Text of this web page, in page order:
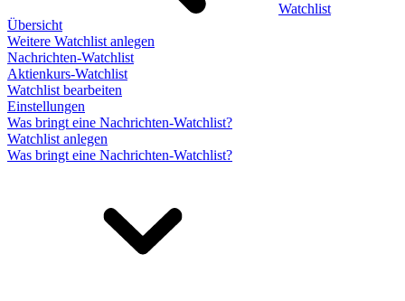
Watchlist
Übersicht
Weitere Watchlist anlegen
Nachrichten-Watchlist
Aktienkurs-Watchlist
Watchlist bearbeiten
Einstellungen
Was bringt eine Nachrichten-Watchlist?
Watchlist anlegen
Was bringt eine Nachrichten-Watchlist?